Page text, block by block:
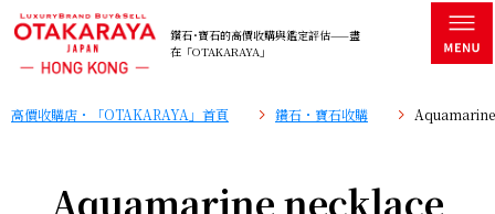
鑽石･寶石的高價收購與鑑定評估——盡
在「OTAKARAYA」
高價收購店・「OTAKARAYA」首頁 鑽石・寶石收購
Aquamarine necklace